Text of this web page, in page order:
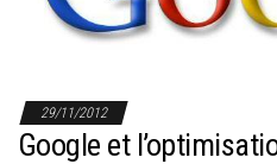
29/11/2012
Google et